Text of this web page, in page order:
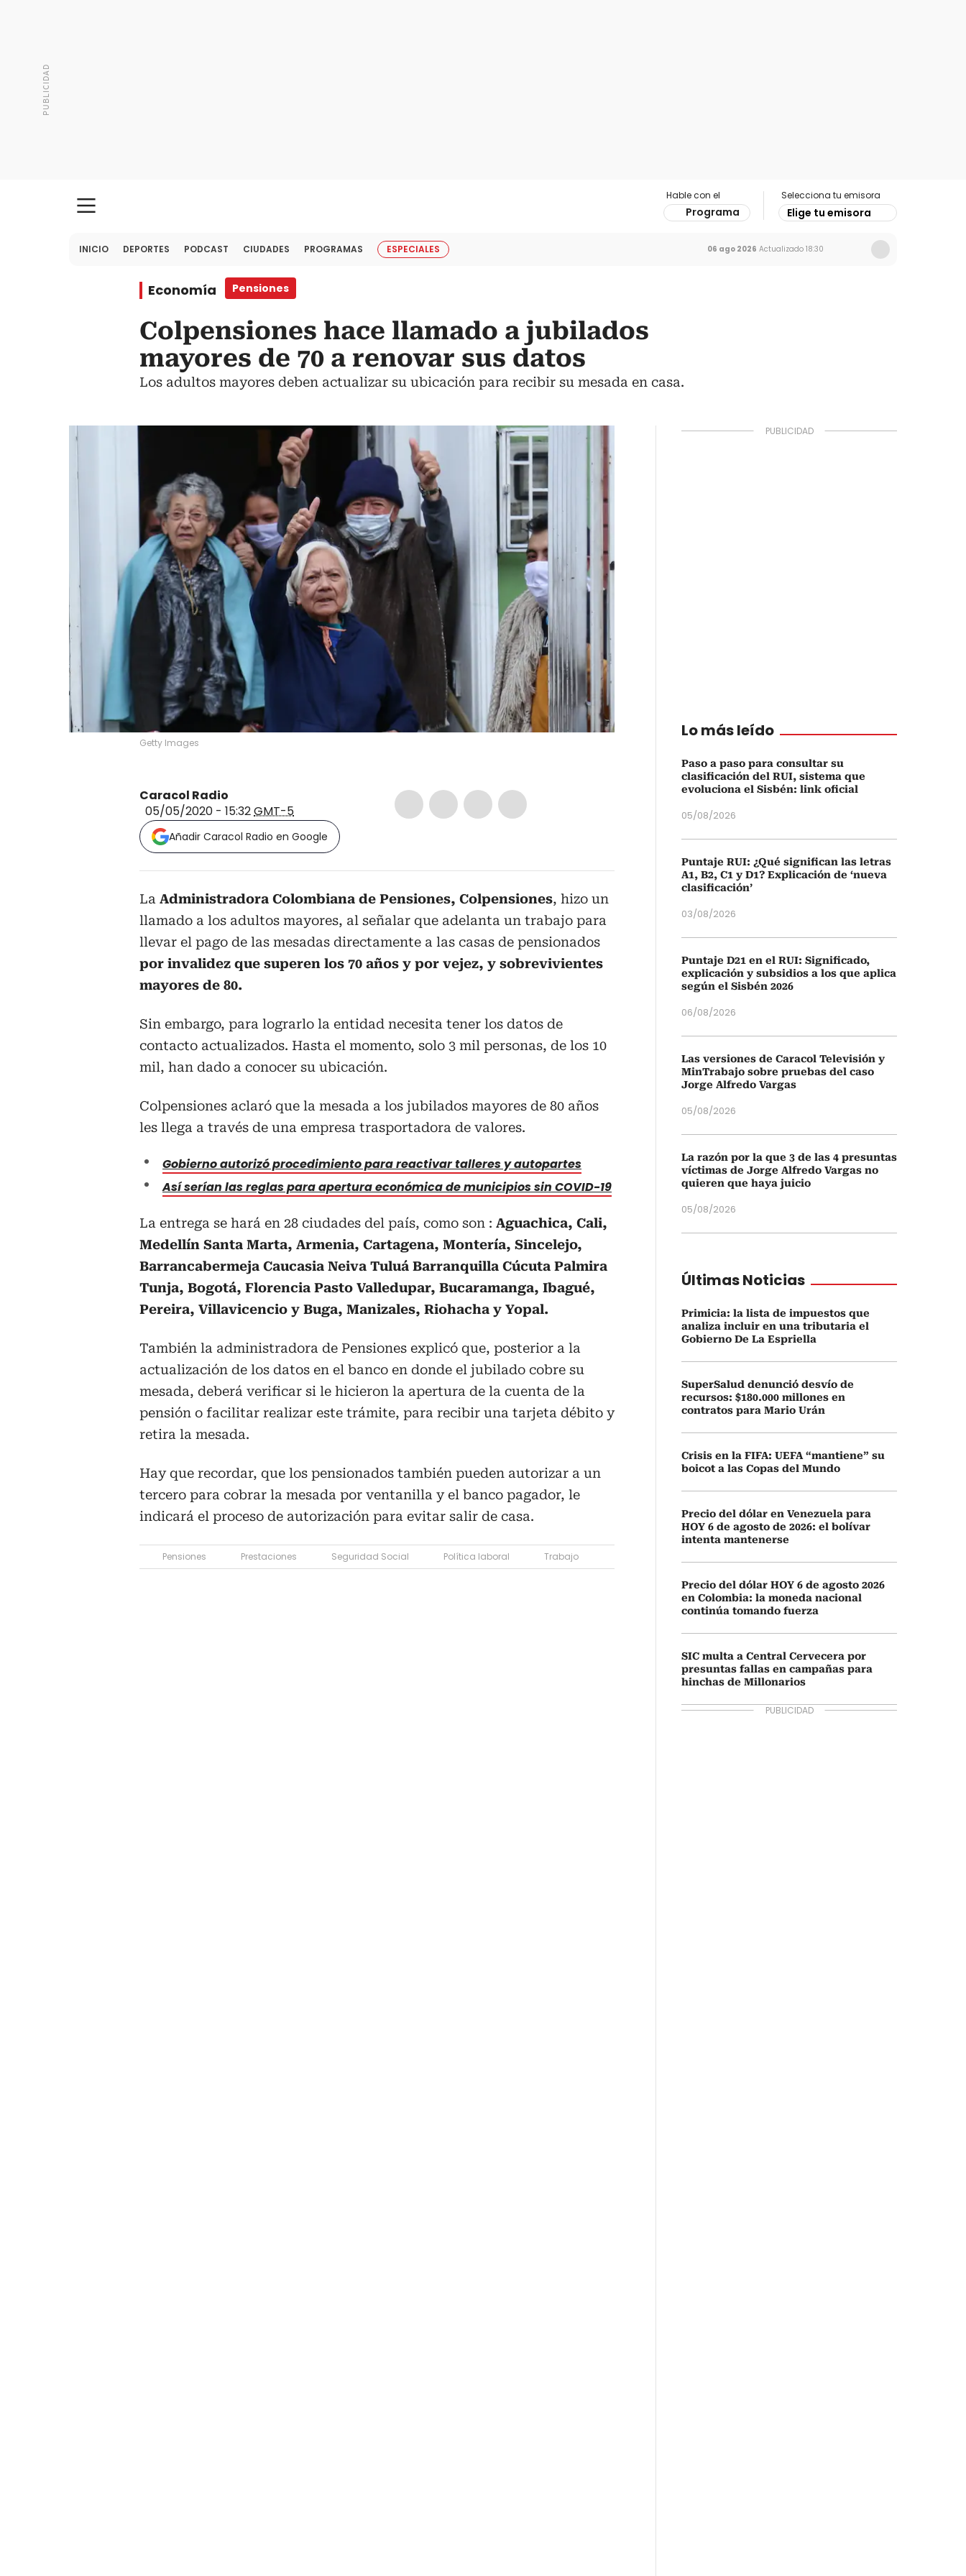
Hable con el
Programa
Selecciona tu emisora
Elige tu emisora
INICIO DEPORTES PODCAST CIUDADES PROGRAMAS ESPECIALES 06 ago 2026 Actualizado 18:30
Economía Pensiones
Colpensiones hace llamado a jubilados
mayores de 70 a renovar sus datos
Los adultos mayores deben actualizar su ubicación para recibir su mesada en casa.
Getty Images
Caracol Radio
05/05/2020 - 15:32GMT-5
Añadir Caracol Radio en Google
La Administradora Colombiana de Pensiones, Colpensiones, hizo un
llamado a los adultos mayores, al señalar que adelanta un trabajo para
llevar el pago de las mesadas directamente a las casas de pensionados
por invalidez que superen los 70 años y por vejez, y sobrevivientes
mayores de 80.
Sin embargo, para lograrlo la entidad necesita tener los datos de
contacto actualizados. Hasta el momento, solo 3 mil personas, de los 10
mil, han dado a conocer su ubicación.
Colpensiones aclaró que la mesada a los jubilados mayores de 80 años
les llega a través de una empresa trasportadora de valores.
Gobierno autorizó procedimiento para reactivar talleres y autopartes
Así serían las reglas para apertura económica de municipios sin COVID-19
La entrega se hará en 28 ciudades del país, como son : Aguachica, Cali,
Medellín Santa Marta, Armenia, Cartagena, Montería, Sincelejo,
Barrancabermeja Caucasia Neiva Tuluá Barranquilla Cúcuta Palmira
Tunja, Bogotá, Florencia Pasto Valledupar, Bucaramanga, Ibagué,
Pereira, Villavicencio y Buga, Manizales, Riohacha y Yopal.
También la administradora de Pensiones explicó que, posterior a la
actualización de los datos en el banco en donde el jubilado cobre su
mesada, deberá verificar si le hicieron la apertura de la cuenta de la
pensión o facilitar realizar este trámite, para recibir una tarjeta débito y
retira la mesada.
Hay que recordar, que los pensionados también pueden autorizar a un
tercero para cobrar la mesada por ventanilla y el banco pagador, le
indicará el proceso de autorización para evitar salir de casa.
Pensiones Prestaciones Seguridad Social Política laboral Trabajo
Lo más leído
Paso a paso para consultar su
clasificación del RUI, sistema que
evoluciona el Sisbén: link oficial
05/08/2026
Puntaje RUI: ¿Qué significan las letras
A1, B2, C1 y D1? Explicación de ‘nueva
clasificación’
03/08/2026
Puntaje D21 en el RUI: Significado,
explicación y subsidios a los que aplica
según el Sisbén 2026
06/08/2026
Las versiones de Caracol Televisión y
MinTrabajo sobre pruebas del caso
Jorge Alfredo Vargas
05/08/2026
La razón por la que 3 de las 4 presuntas
víctimas de Jorge Alfredo Vargas no
quieren que haya juicio
05/08/2026
Últimas Noticias
Primicia: la lista de impuestos que
analiza incluir en una tributaria el
Gobierno De La Espriella
SuperSalud denunció desvío de
recursos: $180.000 millones en
contratos para Mario Urán
Crisis en la FIFA: UEFA “mantiene” su
boicot a las Copas del Mundo
Precio del dólar en Venezuela para
HOY 6 de agosto de 2026: el bolívar
intenta mantenerse
Precio del dólar HOY 6 de agosto 2026
en Colombia: la moneda nacional
continúa tomando fuerza
SIC multa a Central Cervecera por
presuntas fallas en campañas para
hinchas de Millonarios